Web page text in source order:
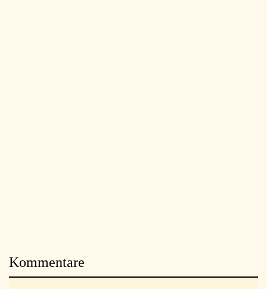
Kommentare